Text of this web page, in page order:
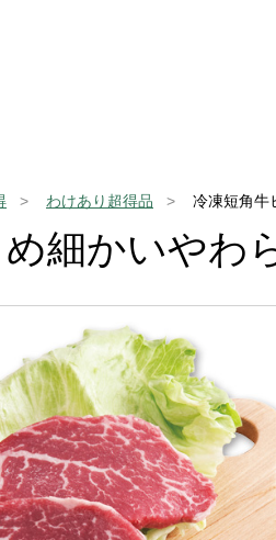
わけあり超得品 冷凍短角牛
細かいやわ